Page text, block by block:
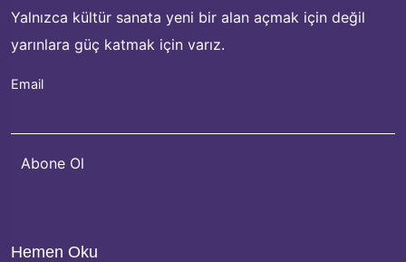
Yalnızca kültür sanata yeni bir alan açmak için değil
yarınlara güç katmak için varız.
Email
Hemen Oku